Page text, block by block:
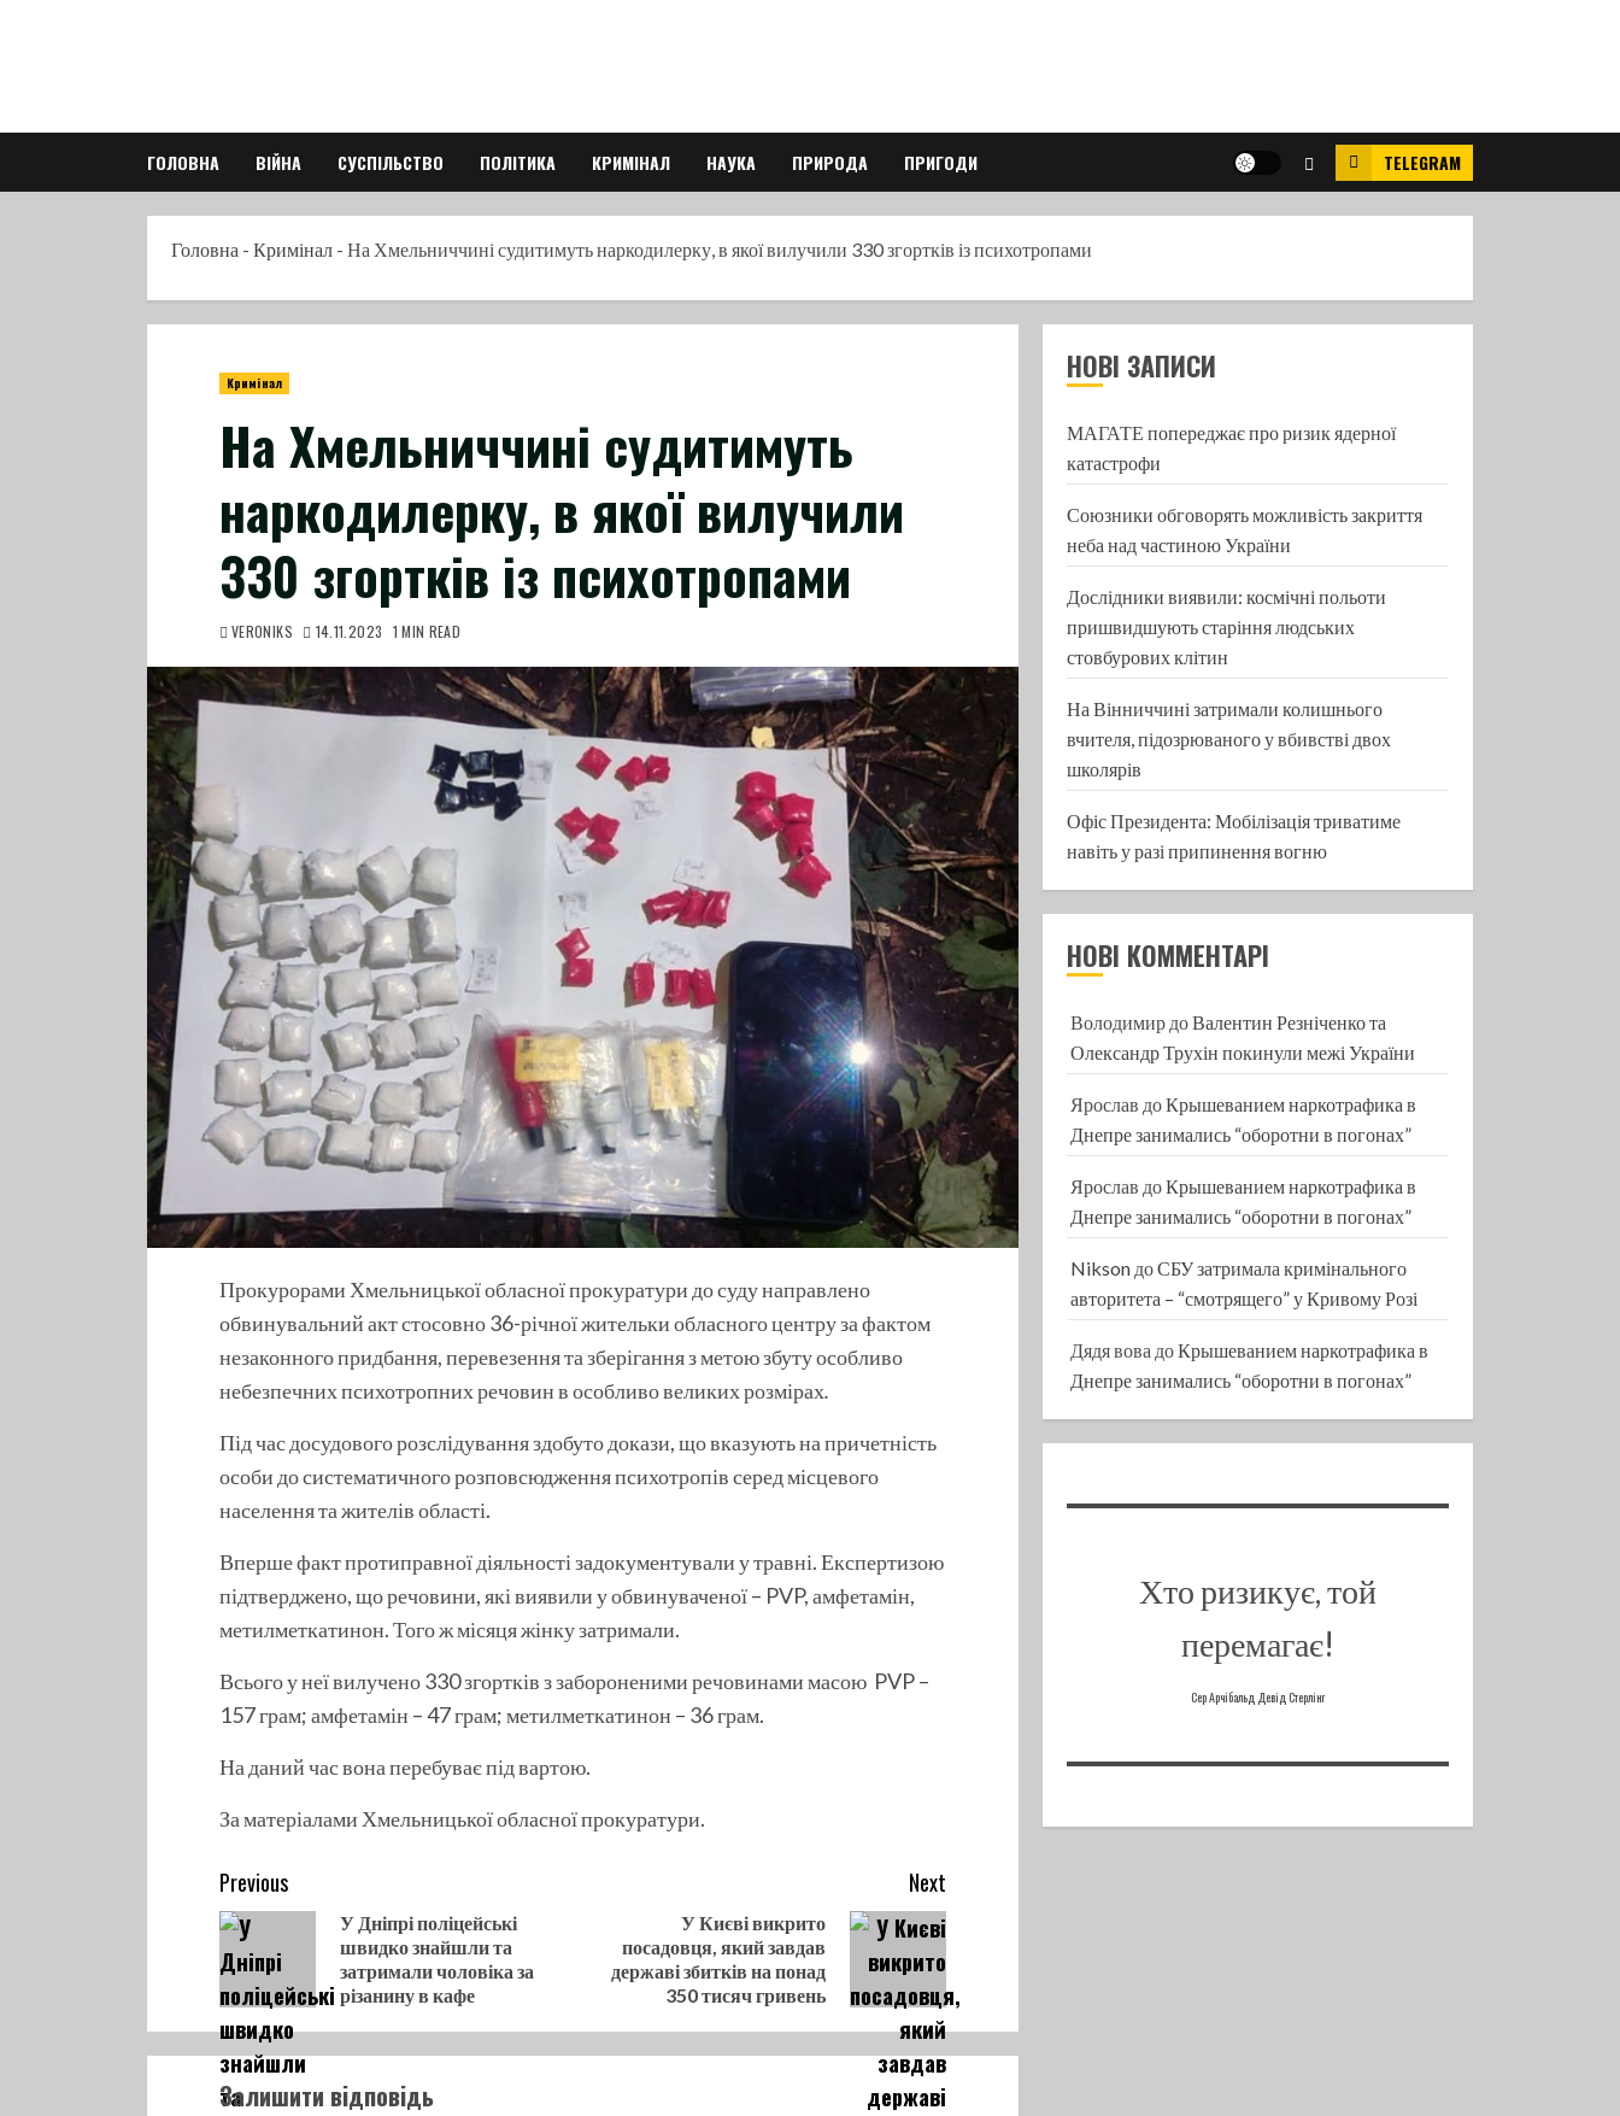
ГОЛОВНА ВІЙНА СУСПІЛЬСТВО ПОЛІТИКА КРИМІНАЛ НАУКА ПРИРОДА ПРИГОДИ TELEGRAM
Головна - Кримінал - На Хмельниччині судитимуть наркодилерку, в якої вилучили 330 згортків із психотропами
Кримінал
На Хмельниччині судитимуть
наркодилерку, в якої вилучили
330 згортків із психотропами
VERONIKS 14.11.2023 1 MIN READ
Прокурорами Хмельницької обласної прокуратури до суду направлено
обвинувальний акт стосовно 36-річної жительки обласного центру за фактом
незаконного придбання, перевезення та зберігання з метою збуту особливо
небезпечних психотропних речовин в особливо великих розмірах.
Під час досудового розслідування здобуто докази, що вказують на причетність
особи до систематичного розповсюдження психотропів серед місцевого
населення та жителів області.
Вперше факт протиправної діяльності задокументували у травні. Експертизою
підтверджено, що речовини, які виявили у обвинуваченої – PVP, амфетамін,
метилметкатинон. Того ж місяця жінку затримали.
Всього у неї вилучено 330 згортків з забороненими речовинами масою PVP –
157 грам; амфетамін – 47 грам; метилметкатинон – 36 грам.
На даний час вона перебуває під вартою.
За матеріалами Хмельницької обласної прокуратури.
Continue
Reading
Previous
Previous
post:
У Дніпрі поліцейські
швидко знайшли та
затримали чоловіка за
різанину в кафе
Next
Next
post:
У Києві викрито
посадовця, який завдав
державі збитків на понад
350 тисяч гривень
Залишити відповідь
НОВІ ЗАПИСИ
МАГАТЕ попереджає про ризик ядерної
катастрофи
Союзники обговорять можливість закриття
неба над частиною України
Дослідники виявили: космічні польоти
пришвидшують старіння людських
стовбурових клітин
На Вінниччині затримали колишнього
вчителя, підозрюваного у вбивстві двох
школярів
Офіс Президента: Мобілізація триватиме
навіть у разі припинення вогню
НОВІ КОММЕНТАРІ
Володимир доВалентин Резніченко та
Олександр Трухін покинули межі України
Ярослав доКрышеванием наркотрафика в
Днепре занимались “оборотни в погонах”
Ярослав доКрышеванием наркотрафика в
Днепре занимались “оборотни в погонах”
Nikson доСБУ затримала кримінального
авторитета – “смотрящего” у Кривому Розі
Дядя вова доКрышеванием наркотрафика в
Днепре занимались “оборотни в погонах”
Хто ризикує, той
перемагає!
Сер Арчібальд Девід Стерлінг